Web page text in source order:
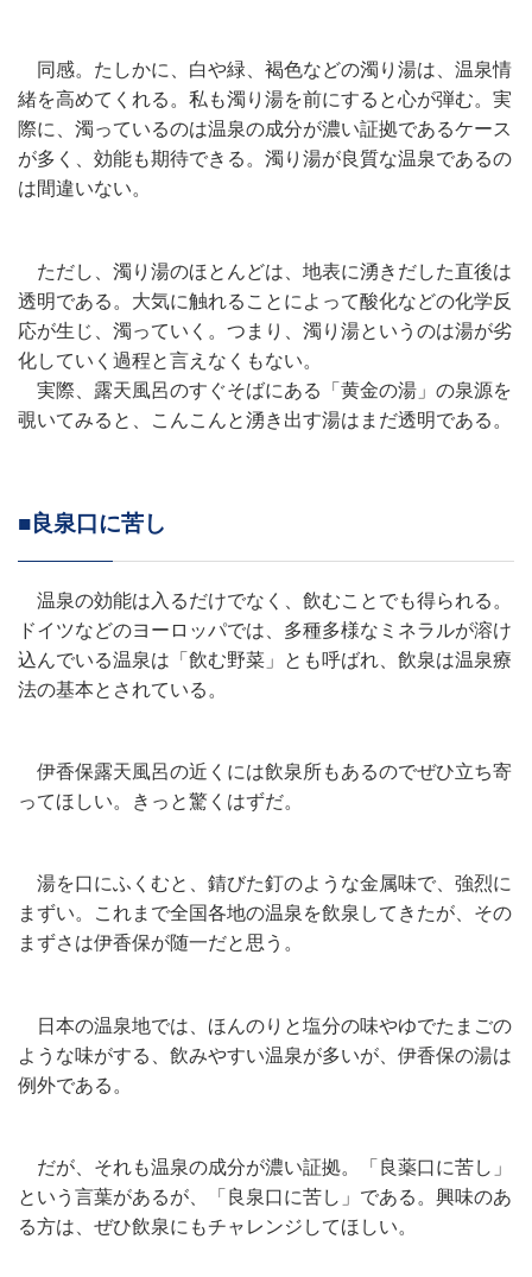
同感。たしかに、白や緑、褐色などの濁り湯は、温泉情
緒を高めてくれる。私も濁り湯を前にすると心が弾む。実
際に、濁っているのは温泉の成分が濃い証拠であるケース
が多く、効能も期待できる。濁り湯が良質な温泉であるの
は間違いない。
ただし、濁り湯のほとんどは、地表に湧きだした直後は
透明である。大気に触れることによって酸化などの化学反
応が生じ、濁っていく。つまり、濁り湯というのは湯が劣
化していく過程と言えなくもない。
実際、露天風呂のすぐそばにある「黄金の湯」の泉源を
覗いてみると、こんこんと湧き出す湯はまだ透明である。
■良泉口に苦し
温泉の効能は入るだけでなく、飲むことでも得られる。
ドイツなどのヨーロッパでは、多種多様なミネラルが溶け
込んでいる温泉は「飲む野菜」とも呼ばれ、飲泉は温泉療
法の基本とされている。
伊香保露天風呂の近くには飲泉所もあるのでぜひ立ち寄
ってほしい。きっと驚くはずだ。
湯を口にふくむと、錆びた釘のような金属味で、強烈に
まずい。これまで全国各地の温泉を飲泉してきたが、その
まずさは伊香保が随一だと思う。
日本の温泉地では、ほんのりと塩分の味やゆでたまごの
ような味がする、飲みやすい温泉が多いが、伊香保の湯は
例外である。
だが、それも温泉の成分が濃い証拠。「良薬口に苦し」
という言葉があるが、「良泉口に苦し」である。興味のあ
る方は、ぜひ飲泉にもチャレンジしてほしい。